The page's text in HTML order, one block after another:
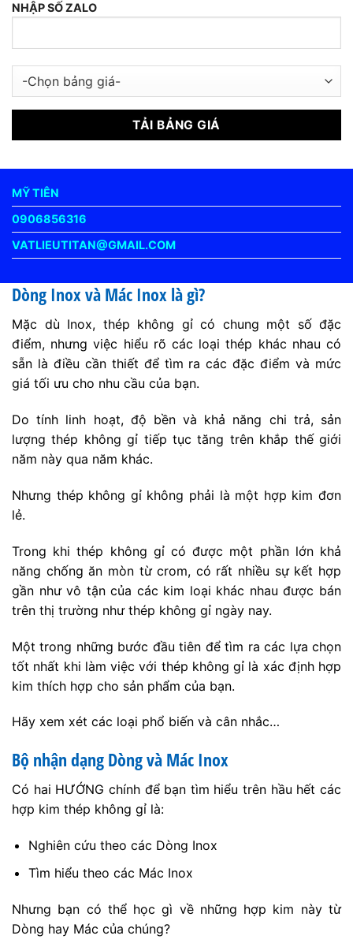
NHẬP SỐ ZALO
MỸ TIÊN
0906856316
VATLIEUTITAN@GMAIL.COM
Dòng Inox và Mác Inox là gì?
Mặc dù Inox, thép không gỉ có chung một số đặc
điểm, nhưng việc hiểu rõ các loại thép khác nhau có
sẵn là điều cần thiết để tìm ra các đặc điểm và mức
giá tối ưu cho nhu cầu của bạn.
Do tính linh hoạt, độ bền và khả năng chi trả, sản
lượng thép không gỉ tiếp tục tăng trên khắp thế giới
năm này qua năm khác.
Nhưng thép không gỉ không phải là một hợp kim đơn
lẻ.
Trong khi thép không gỉ có được một phần lớn khả
năng chống ăn mòn từ crom, có rất nhiều sự kết hợp
gần như vô tận của các kim loại khác nhau được bán
trên thị trường như thép không gỉ ngày nay.
Một trong những bước đầu tiên để tìm ra các lựa chọn
tốt nhất khi làm việc với thép không gỉ là xác định hợp
kim thích hợp cho sản phẩm của bạn.
Hãy xem xét các loại phổ biến và cân nhắc…
Bộ nhận dạng Dòng và Mác Inox
Có hai HƯỚNG chính để bạn tìm hiểu trên hầu hết các
hợp kim thép không gỉ là:
Nghiên cứu theo các Dòng Inox
Tìm hiểu theo các Mác Inox
Nhưng bạn có thể học gì về những hợp kim này từ
Dòng hay Mác của chúng?